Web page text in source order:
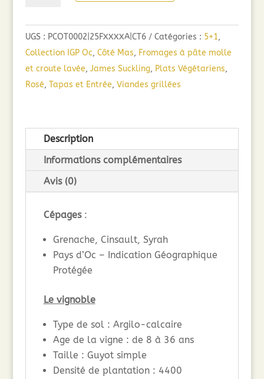
2025
UGS : PCOT0002|25FXXXXA|CT6 Catégories : 5+1,
Collection IGP Oc, Côté Mas, Fromages à pâte molle
et croute lavée, James Suckling, Plats Végétariens,
Rosé, Tapas et Entrée, Viandes grillées
Description
Informations complémentaires
Avis (0)
Cépages :
Grenache, Cinsault, Syrah
Pays d’Oc – Indication Géographique
Protégée
Le vignoble
Type de sol : Argilo-calcaire
Age de la vigne : de 8 à 36 ans
Taille : Guyot simple
Densité de plantation : 4400